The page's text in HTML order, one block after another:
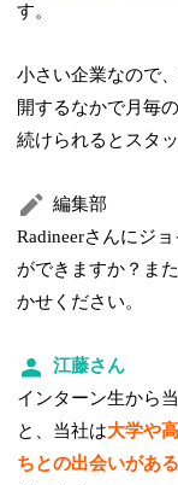
す。
小さい企業なので
開するなかで月毎
続けられるとスタ
編集部
Radineerさんにジ
ができますか？ま
かせください。
江藤さん
インターン生から
と、当社は大学や
ちとの出会いがある